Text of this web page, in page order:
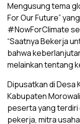
Mengusung tema
For Our Future”
#NowForClimate
“Saatnya Bekerja
bahwa
melainkan tentang
Dipusatkan di Desa
Kabupaten
peserta yang terdiri
pekerja, mitra